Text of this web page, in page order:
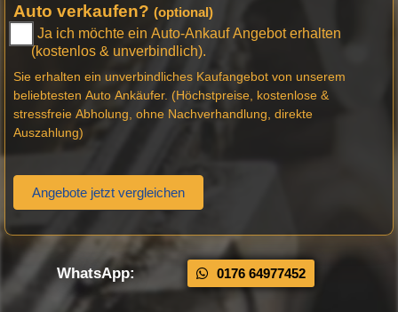
Auto verkaufen? (optional)
Ja ich möchte ein Auto-Ankauf Angebot erhalten
(kostenlos & unverbindlich).
Sie erhalten ein unverbindliches Kaufangebot von unserem
beliebtesten Auto Ankäufer. (Höchstpreise, kostenlose &
stressfreie Abholung, ohne Nachverhandlung, direkte
Auszahlung)
Angebote jetzt vergleichen
WhatsApp: 0176 64977452